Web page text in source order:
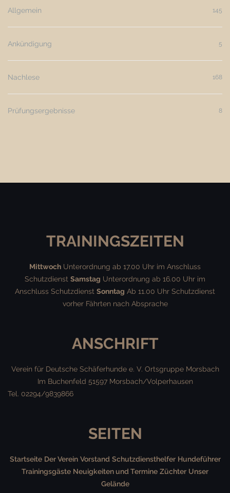
Allgemein 145
Ankündigung 5
Nachlese 168
Prüfungsergebnisse 8
TRAININGSZEITEN
Mittwoch Unterordnung ab 17.00 Uhr im Anschluss
Schutzdienst Samstag Unterordnung ab 16.00 Uhr im
Anschluss Schutzdienst Sonntag Ab 11.00 Uhr Schutzdienst
vorher Fährten nach Absprache
ANSCHRIFT
Verein für Deutsche Schäferhunde e. V. Ortsgruppe Morsbach
Im Buchenfeld 51597 Morsbach/Volperhausen
Tel. 02294/9839866
SEITEN
Startseite Der Verein Vorstand Schutzdiensthelfer Hundeführer
Trainingsgäste Neuigkeiten und Termine Züchter Unser
Gelände